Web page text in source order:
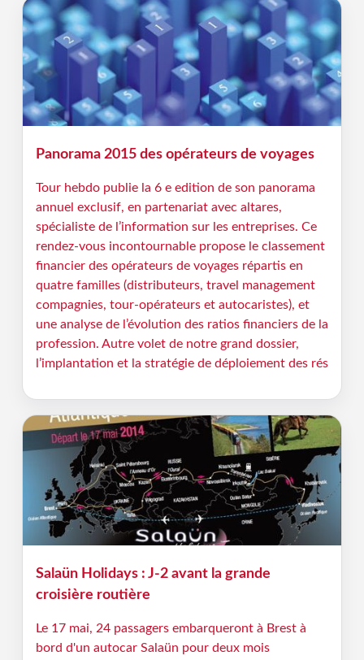
Panorama 2015 des opérateurs de voyages
Tour hebdo publie la 6 e edition de son panorama
annuel exclusif, en partenariat avec altares,
spécialiste de l’information sur les entreprises. Ce
rendez-vous incontournable propose le classement
financier des opérateurs de voyages répartis en
quatre familles (distributeurs, travel management
compagnies, tour-opérateurs et autocaristes), et
une analyse de l’évolution des ratios financiers de la
profession. Autre volet de notre grand dossier,
l’implantation et la stratégie de déploiement des rés
Salaün Holidays : J-2 avant la grande
croisière routière
Le 17 mai, 24 passagers embarqueront à Brest à
bord d'un autocar Salaün pour deux mois